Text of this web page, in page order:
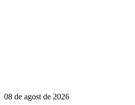
08 de agost de 2026